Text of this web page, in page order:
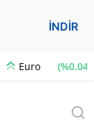
İNDİR
Euro (%0.04)